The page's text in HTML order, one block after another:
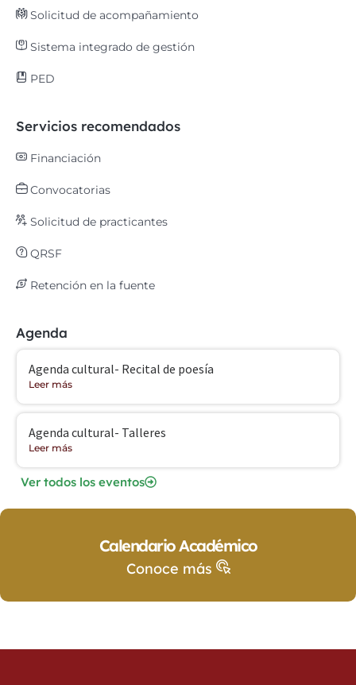
Solicitud de acompañamiento
Sistema integrado de gestión
PED
Servicios recomendados
Financiación
Convocatorias
Solicitud de practicantes
QRSF
Retención en la fuente
Agenda
Agenda cultural- Recital de poesía
Leer más
Agenda cultural- Talleres
Leer más
Ver todos los eventos
Calendario Académico
Conoce más